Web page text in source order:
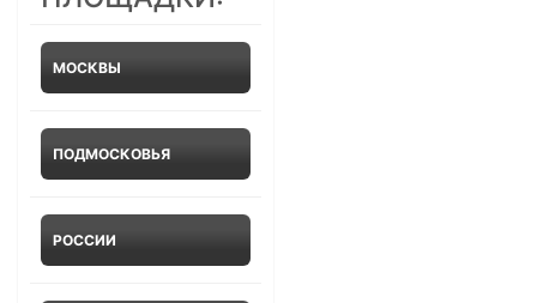
МОСКВЫ
ПОДМОСКОВЬЯ
РОССИИ